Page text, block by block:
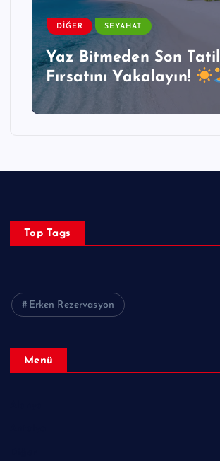
DIĞER SEYAHAT
Yaz Bitmeden Son Tatil
Fırsatını Yakalayın!
Top Tags
Erken Rezervasyon
Menü